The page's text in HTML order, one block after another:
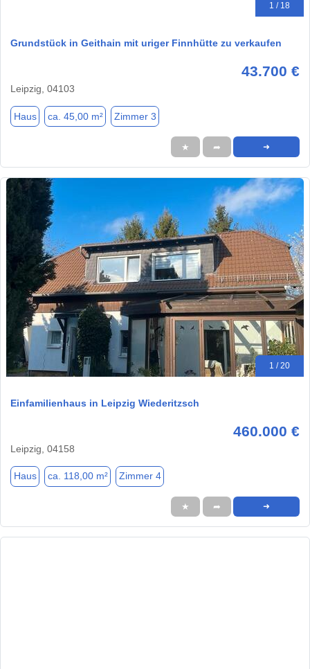
1 / 18
Grundstück in Geithain mit uriger Finnhütte zu verkaufen
43.700 €
Leipzig, 04103
Haus ca. 45,00 m² Zimmer 3
★ ➦ ➜
1 / 20
Einfamilienhaus in Leipzig Wiederitzsch
460.000 €
Leipzig, 04158
Haus ca. 118,00 m² Zimmer 4
★ ➦ ➜